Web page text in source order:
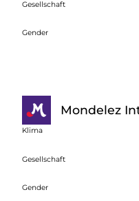
Gesellschaft
Gender
Mondelez
Klima
Gesellschaft
Gender